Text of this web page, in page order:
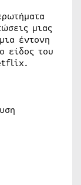
μιας
έντονη
είδος του